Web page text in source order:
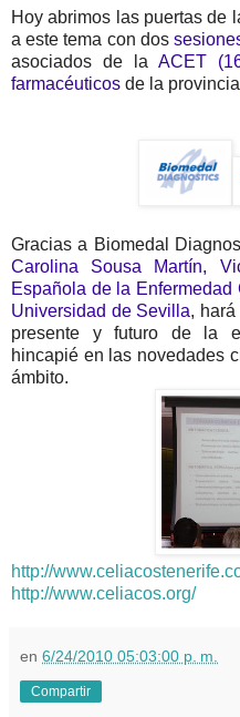
Hoy abrimos las puertas de
a este tema con dos
asociados de laACET
farmacéuticos de la provincia
Gracias a Biomedal
Carolina Sousa Martín,
Española de la
Universidad de Sevilla,
presente y futuro de la
hincapié en las novedades
ámbito.
http://
http://www.celiacos.org/
en 6/24/2010 05:03:00 p. m.
Compartir